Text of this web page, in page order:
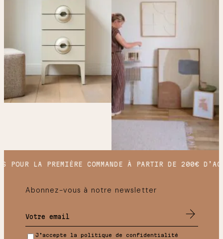
POUR LA PREMIÈRE COMMANDE À PARTIR DE 200€
Abonnez-vous à notre newsletter
J’accepte la politique de confidentialité